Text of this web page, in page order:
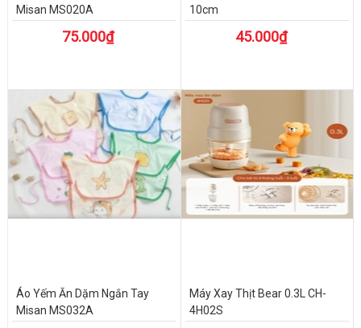
Misan MS020A
75.000₫
10cm
45.000₫
Áo Yếm Ăn Dặm Ngắn Tay
Misan MS032A
Máy Xay Thịt Bear 0.3L CH-
4H02S